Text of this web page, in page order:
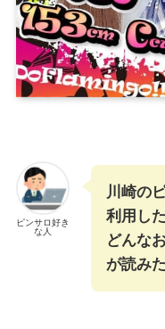
ピンサロ好き
な人
川崎の
利用し
どんな
が読み